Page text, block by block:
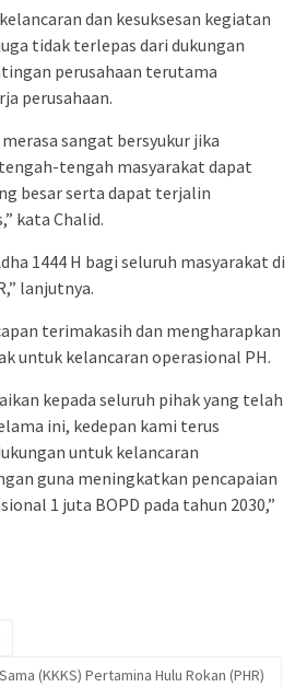
dan kesuksesan kegiatan
tidak terlepas dari dukungan
perusahaan terutama
perusahaan.
sangat bersyukur jika
tengah masyarakat dapat
besar serta dapat terjalin
kata Chalid.
1444 H bagi seluruh masyarakat di
lanjutnya.
terimakasih dan mengharapkan
untuk kelancaran operasional PH.
kepada seluruh pihak yang telah
ini, kedepan kami terus
untuk kelancaran
guna meningkatkan pencapaian
1 juta BOPD pada tahun 2030,”
(KKKS) Pertamina Hulu Rokan (PHR)